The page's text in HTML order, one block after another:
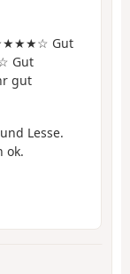
Gut
Gut
gut
Lesse.
ok.